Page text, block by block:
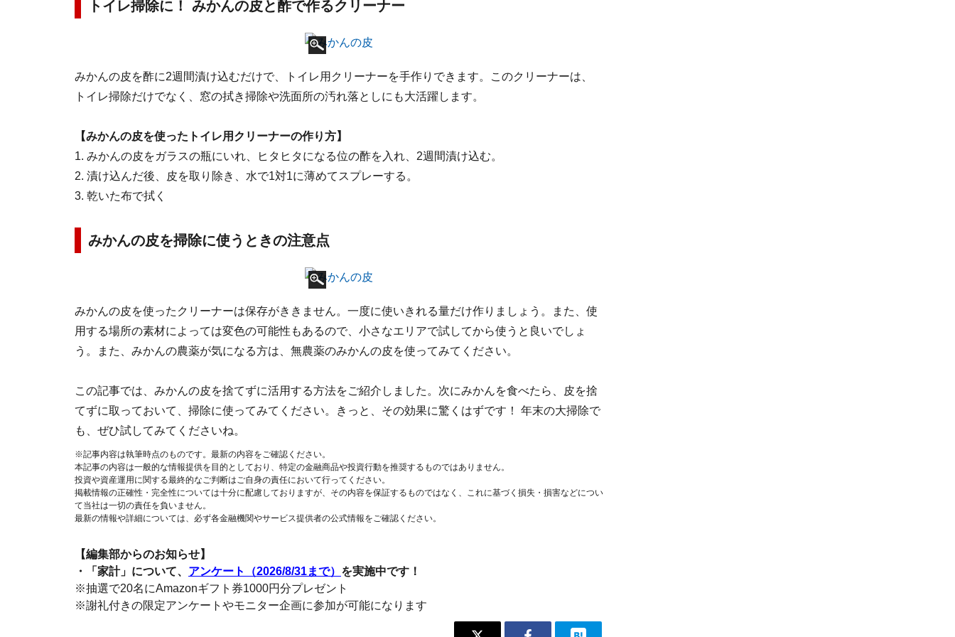
トイレ掃除に！ みかんの皮と酢で作るクリーナー
みかんの皮を酢に2週間漬け込むだけで、トイレ用クリーナーを手作りできます。このクリーナーは、
トイレ掃除だけでなく、窓の拭き掃除や洗面所の汚れ落としにも大活躍します。
【みかんの皮を使ったトイレ用クリーナーの作り方】
1. みかんの皮をガラスの瓶にいれ、ヒタヒタになる位の酢を入れ、2週間漬け込む。
2. 漬け込んだ後、皮を取り除き、水で1対1に薄めてスプレーする。
3. 乾いた布で拭く
みかんの皮を掃除に使うときの注意点
みかんの皮を使ったクリーナーは保存がききません。一度に使いきれる量だけ作りましょう。また、使
用する場所の素材によっては変色の可能性もあるので、小さなエリアで試してから使うと良いでしょ
う。また、みかんの農薬が気になる方は、無農薬のみかんの皮を使ってみてください。
この記事では、みかんの皮を捨てずに活用する方法をご紹介しました。次にみかんを食べたら、皮を捨
てずに取っておいて、掃除に使ってみてください。きっと、その効果に驚くはずです！ 年末の大掃除で
も、ぜひ試してみてくださいね。
※記事内容は執筆時点のものです。最新の内容をご確認ください。
本記事の内容は一般的な情報提供を目的としており、特定の金融商品や投資行動を推奨するものではありません。
投資や資産運用に関する最終的なご判断はご自身の責任において行ってください。
掲載情報の正確性・完全性については十分に配慮しておりますが、その内容を保証するものではなく、これに基づく損失・損害などについ
て当社は一切の責任を負いません。
最新の情報や詳細については、必ず各金融機関やサービス提供者の公式情報をご確認ください。
【編集部からのお知らせ】
・「家計」について、 アンケート（2026/8/31まで） を実施中です！
※抽選で20名にAmazonギフト券1000円分プレゼント
※謝礼付きの限定アンケートやモニター企画に参加が可能になります